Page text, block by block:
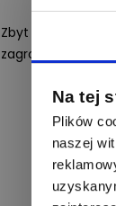
Na tej
Plików
naszej
Zbyt cienki
zagrożenia